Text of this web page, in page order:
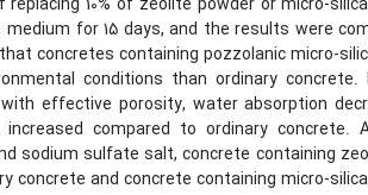
for 15 days, and the results were
concretes containing pozzolanic micro-
conditions than ordinary concrete.
effective porosity, water absorption
compared to ordinary concrete.
sodium sulfate salt, concrete containing
and concrete containing micro-